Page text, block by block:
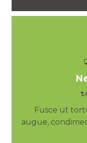
Fusce ut
augue,